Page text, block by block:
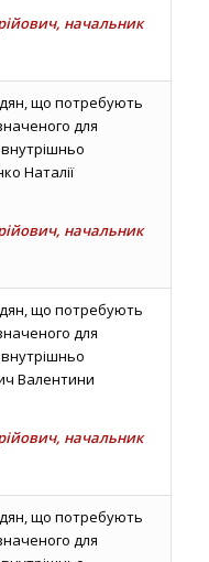
начальник
що потребують
для
Наталії
начальник
що потребують
для
Валентини
начальник
що потребують
для